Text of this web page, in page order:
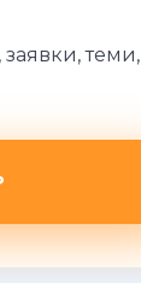
заявки, теми,